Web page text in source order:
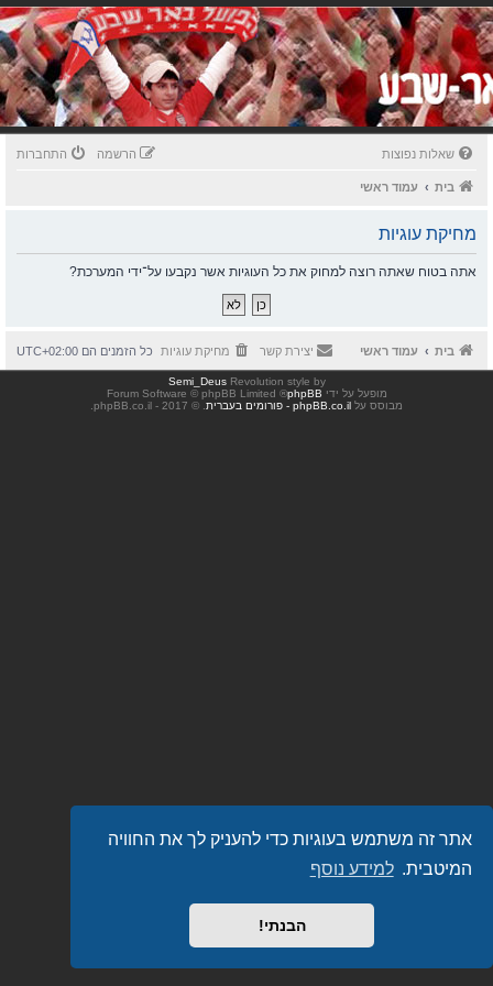
אתר זה משתמש בעוגיות כדי להעניק לך את החוויה
המיטבית. למידע נוסף
הבנתי!
שאלות נפוצות התחברות הרשמה
בית עמוד ראשי
מחיקת עוגיות
אתה בטוח שאתה רוצה למחוק את כל העוגיות אשר נקבעו על־ידי המערכת?
בית עמוד ראשי כל הזמנים הם UTC+02:00 מחיקת עוגיות יצירת קשר
Revolution style by
Semi_Deus
מופעל על ידי phpBB
® Forum Software © phpBB Limited
מבוסס על phpBB.co.il - פורומים בעברית . © 2017 - phpBB.co.il.